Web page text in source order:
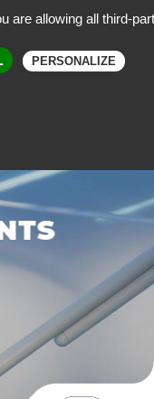
are allowing all third-
PERSONALIZE